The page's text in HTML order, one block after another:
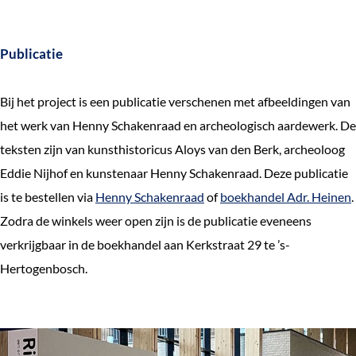
Publicatie
Bij het project is een publicatie verschenen met afbeeldingen van
het werk van Henny Schakenraad en archeologisch aardewerk. De
teksten zijn van kunsthistoricus Aloys van den Berk, archeoloog
Eddie Nijhof en kunstenaar Henny Schakenraad. Deze publicatie
is te bestellen via Henny Schakenraad ofboekhandel Adr. Heinen.
Zodra de winkels weer open zijn is de publicatie eveneens
verkrijgbaar in de boekhandel aan Kerkstraat 29 te ’s-
Hertogenbosch.